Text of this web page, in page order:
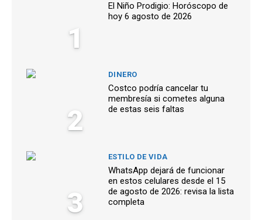
1
El Niño Prodigio: Horóscopo de
hoy 6 agosto de 2026
2
DINERO
Costco podría cancelar tu
membresía si cometes alguna
de estas seis faltas
3
ESTILO DE VIDA
WhatsApp dejará de funcionar
en estos celulares desde el 15
de agosto de 2026: revisa la lista
completa